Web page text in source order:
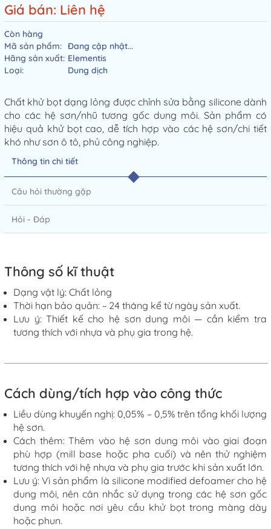
Giá bán: Liên hệ
Còn hàng
Mã sản phẩm: Đang cập nhật...
Hãng sản xuất: Elementis
Loại:
Dung dịch
Chất khử bọt dạng lỏng được chỉnh sửa bằng silicone dành
cho các hệ sơn/nhũ tương gốc dung môi. Sản phẩm có
hiệu quả khử bọt cao, dễ tích hợp vào các hệ sơn/chi tiết
khó như sơn ô tô, phủ công nghiệp.
Thông tin chi tiết
Câu hỏi thường gặp
Hỏi - Đáp
Thông số kĩ thuật
Dạng vật lý: Chất lỏng
Thời hạn bảo quản: ~ 24 tháng kể từ ngày sản xuất.
Lưu ý:Thiết kế cho hệ sơn dung môi — cần kiểm tra
tương thích với nhựa và phụ gia trong hệ.
Cách dùng/tích hợp vào công thức
Liều dùng khuyến nghị: 0,05% – 0,5% trên tổng khối lượng
hệ sơn.
Cách thêm: Thêm vào hệ sơn dung môi vào giai đoạn
phù hợp (mill base hoặc pha cuối) và nên thử nghiệm
tương thích với hệ nhựa và phụ gia trước khi sản xuất lớn.
Lưu ý:Vì sản phẩm là silicone modified defoamer cho hệ
dung môi, nên cân nhắc sử dụng trong các hệ sơn gốc
dung môi hoặc nơi yêu cầu khử bọt trong màng dày
hoặc phun.